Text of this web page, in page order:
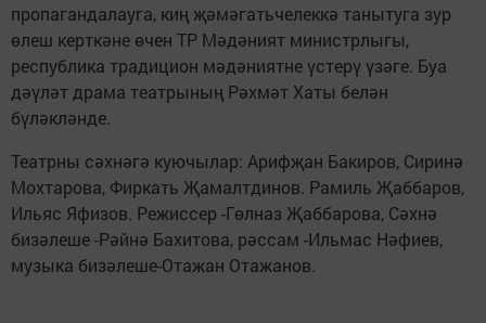
пропагандалауга, киң җәмәгатьчелеккә танытуга зур
өлеш керткәне өчен ТР Мәдәният министрлыгы,
республика традицион мәдәниятне үстерү үзәге. Буа
дәүләт драма театрының Рәхмәт Хаты белән
бүләкләнде.
Театрны сәхнәгә куючылар: Арифҗан Бакиров, Сиринә
Мохтарова, Фиркать Җамалтдинов. Рамиль Җаббаров,
Ильяс Яфизов. Режиссер -Гөлназ Җаббарова, Сәхнә
бизәлеше -Рәйнә Бахитова, рәссам -Ильмас Нәфиев,
музыка бизәлеше-Отажан Отажанов.